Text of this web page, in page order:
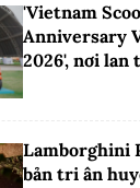
'Vietnam Scooters Fest
Anniversary
2026', nơi lan
Lamborghini
bản tri ân